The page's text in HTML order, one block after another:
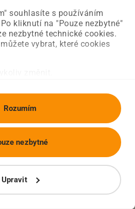
souhlasíte s používáním
kliknutí na "Pouze nezbytné"
nezbytné technické cookies.
vybrat, které cookies
Rozumím
Upravit
nezbytné
Úvodní strana